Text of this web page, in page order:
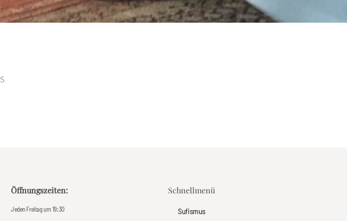
Öffnungszeiten:
Jeden Freitag um 19:30
Schnellmenü
Sufismus